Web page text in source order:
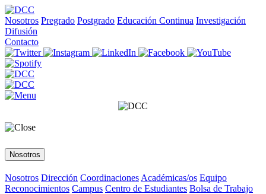
Nosotros Pregrado Postgrado Educación Continua Investigación
Difusión
Contacto
Nosotros
Nosotros Dirección Coordinaciones Académicas/os Equipo
Reconocimientos Campus Centro de Estudiantes Bolsa de Trabajo